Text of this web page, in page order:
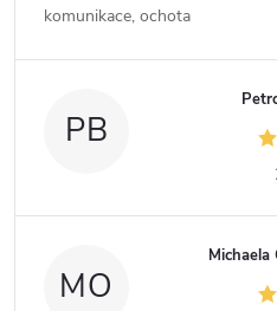
komunikace, ochota
PB
MO
Michaela